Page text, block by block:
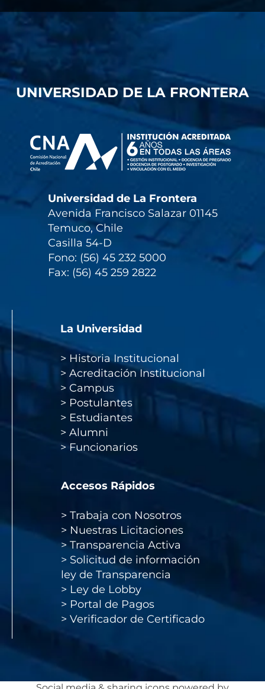
UNIVERSIDAD DE LA FRONTERA
Universidad de La Frontera
Avenida Francisco Salazar 01145
Temuco, Chile
Casilla 54-D
Fono: (56) 45 232 5000
Fax: (56) 45 259 2822
La Universidad
> Historia Institucional
> Acreditación Institucional
> Campus
> Postulantes
> Estudiantes
> Alumni
> Funcionarios
Accesos Rápidos
> Trabaja con Nosotros
> Nuestras Licitaciones
>Transparencia Activa
> Solicitud de información
ley de Transparencia
> Ley de Lobby
> Portal de Pagos
> Verificador de Certificado